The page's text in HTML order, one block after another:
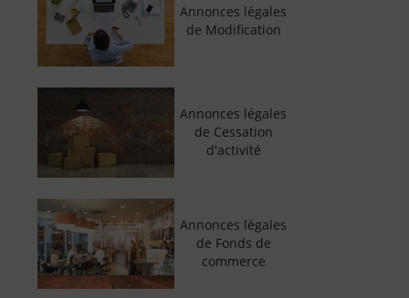
Annonces légales
de Modification
Annonces légales
de Cessation
d'activité
Annonces légales
de Fonds de
commerce